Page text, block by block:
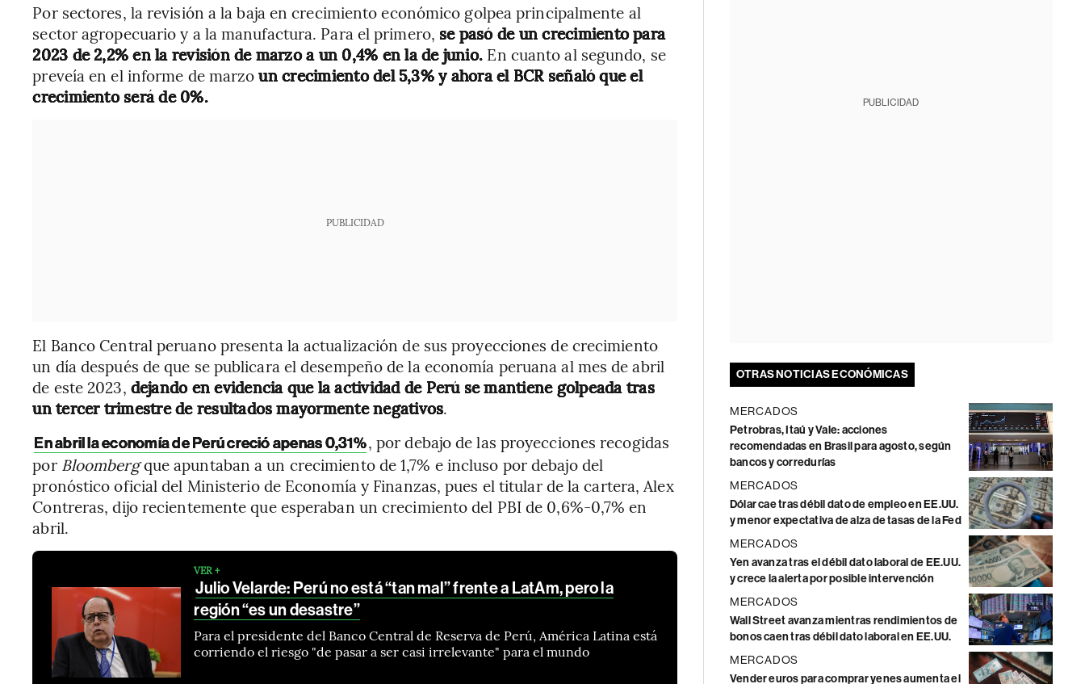
Por sectores, la revisión a la baja en crecimiento económico golpea principalmente al
sector agropecuario y a la manufactura. Para el primero, se pasó de un crecimiento para
2023 de 2,2% en la revisión de marzo a un 0,4% en la de junio. En cuanto al segundo, se
preveía en el informe de marzoun crecimiento del 5,3% y ahora el BCR señaló que el
crecimiento será de 0%.
PUBLICIDAD
El Banco Central peruano presenta la actualización de sus proyecciones de crecimiento
un día después de que se publicara el desempeño de la economía peruana al mes de abril
de este 2023, dejando en evidencia que la actividad de Perú se mantiene golpeada tras
un tercer trimestre de resultados mayormente negativos.
En abril la economía de Perú creció apenas 0,31%, por debajo de las proyecciones recogidas
por Bloombergque apuntaban a un crecimiento de 1,7% e incluso por debajo del
pronóstico oficial del Ministerio de Economía y Finanzas, pues el titular de la cartera, Alex
Contreras, dijo recientemente que esperaban un crecimiento del PBI de 0,6%-0,7% en
abril.
VER +
Julio Velarde: Perú no está “tan mal” frente a LatAm, pero la
región “es un desastre”
Para el presidente del Banco Central de Reserva de Perú, América Latina está
corriendo el riesgo "de pasar a ser casi irrelevante" para el mundo
PUBLICIDAD
OTRAS NOTICIAS ECONÓMICAS
MERCADOS
Petrobras, Itaú y Vale: acciones
recomendadas en Brasil para agosto, según
bancos y corredurías
MERCADOS
Dólar cae tras débil dato de empleo en EE.UU.
y menor expectativa de alza de tasas de la Fed
MERCADOS
Yen avanza tras el débil dato laboral de EE.UU.
y crece la alerta por posible intervención
MERCADOS
Wall Street avanza mientras rendimientos de
bonos caen tras débil dato laboral en EE.UU.
MERCADOS
Vender euros para comprar yenes aumenta el